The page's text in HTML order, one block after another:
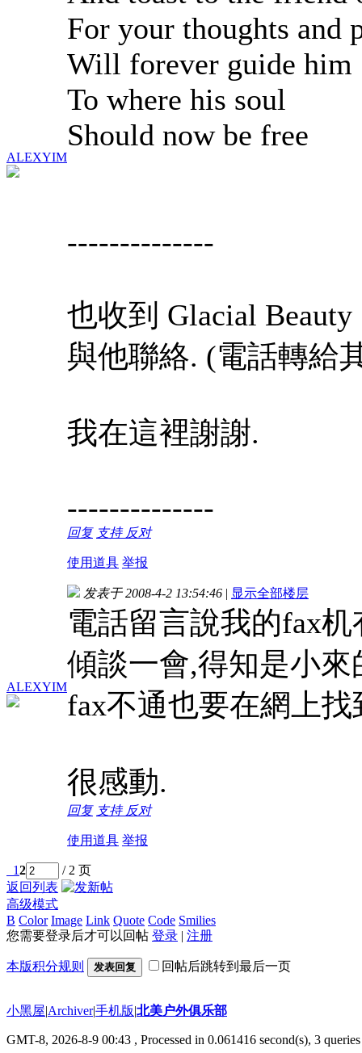
ALEXYIM
For your thoughts and
Will forever guide him
To where his soul
Should now be free
--------------
也收到 Glacial
與他聯絡. (電話轉給
我在這裡謝謝.
--------------
回复 支持 反对
使用道具 举报
ALEXYIM
发表于 2008-4-2 13:54:46 | 显示全部楼层
電話留言說我的fax
傾談一會,得知是小
fax不通也要在網上
很感動.
回复 支持 反对
使用道具 举报
12
/ 2 页
返回列表
高级模式
B Color Image Link Quote Code Smilies
您需要登录后才可以回帖 登录 | 注册
本版积分规则 发表回复 回帖后跳转到最后一页
小黑屋|Archiver|手机版|北美户外俱乐部
GMT-8, 2026-8-9 00:43 , Processed in 0.061416 second(s), 3